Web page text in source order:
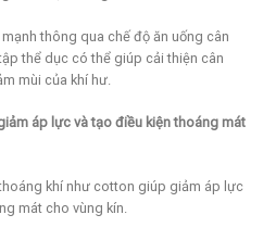
thông qua chế độ ăn uống cân
thể dục có thể giúp cải thiện cân
mùi của khí hư.
áp lực và tạo điều kiện thoáng mát
khí như cotton giúp giảm áp lực
mát cho vùng kín.